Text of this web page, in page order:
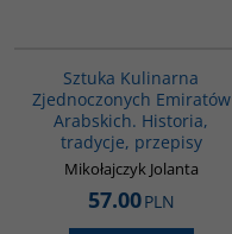
Sztuka Kulinarna
Zjednoczonych Emiratów
Arabskich. Historia,
tradycje, przepisy
Mikołajczyk Jolanta
57.00PLN